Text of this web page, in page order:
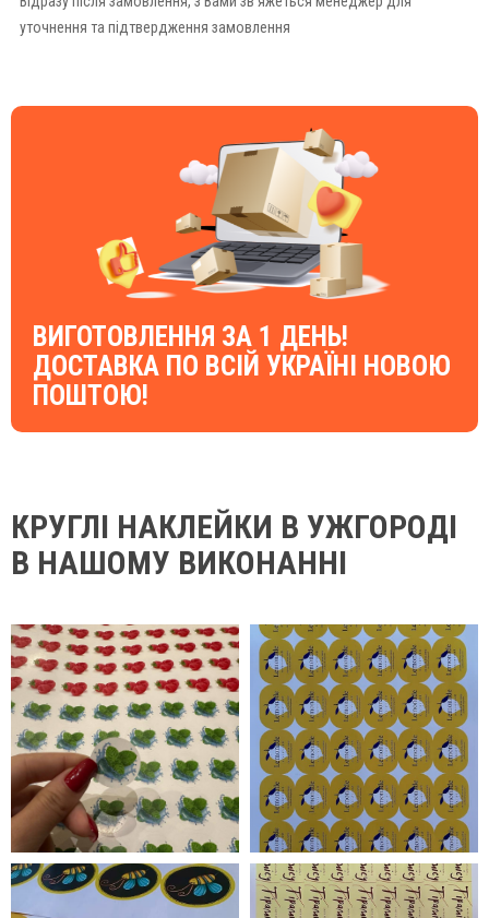
уточнення та підтвердження замовлення
ВИГОТОВЛЕННЯ ЗА 1 ДЕНЬ!
ДОСТАВКА ПО ВСІЙ УКРАЇНІ НОВОЮ
ПОШТОЮ!
КРУГЛІ НАКЛЕЙКИ В УЖГОРОДІ
В НАШОМУ ВИКОНАННІ